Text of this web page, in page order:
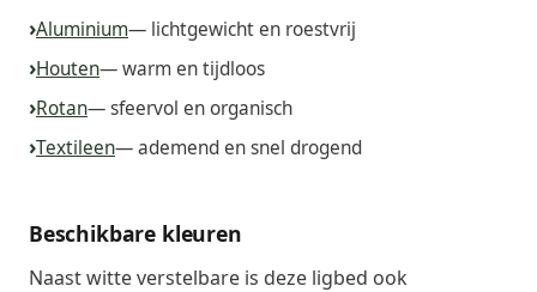
Aluminium— lichtgewicht en roestvrij
Houten— warm en tijdloos
Rotan— sfeervol en organisch
Textileen— ademend en snel drogend
Beschikbare kleuren
Naast witte verstelbare is deze ligbed ook